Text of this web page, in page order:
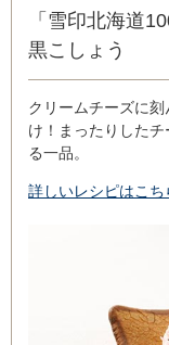
「雪印北海道
黒こしょう
クリームチーズに
け！まったりした
る一品。
詳しいレシピはこち